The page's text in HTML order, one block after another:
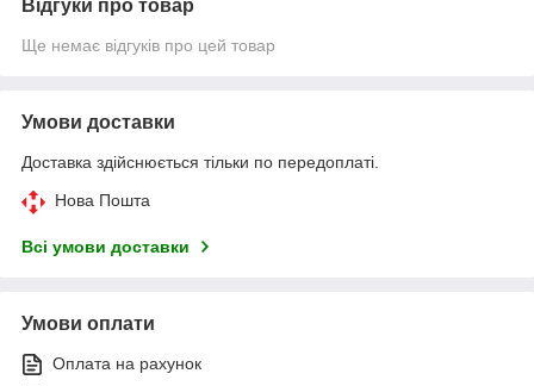
Відгуки про товар
Ще немає відгуків про цей товар
Умови доставки
Доставка здійснюється тільки по передоплаті.
Нова Пошта
Всі умови доставки
Умови оплати
Оплата на рахунок